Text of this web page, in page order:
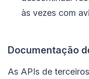
às vezes com
Documentação
As APIs de